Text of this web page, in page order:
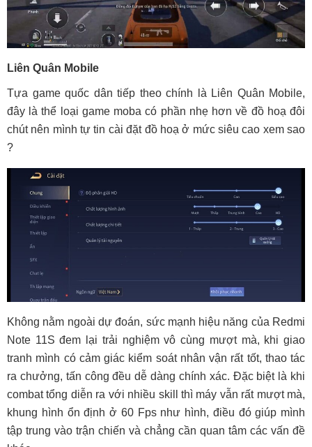
Liên Quân Mobile
Tựa game quốc dân tiếp theo chính là Liên Quân Mobile,
đây là thể loại game moba có phần nhẹ hơn về đồ hoạ đôi
chút nên mình tự tin cài đặt đồ hoạ ở mức siêu cao xem sao
?
Không nằm ngoài dự đoán, sức mạnh hiệu năng của Redmi
Note 11S đem lại trải nghiệm vô cùng mượt mà, khi giao
tranh mình có cảm giác kiểm soát nhân vận rất tốt, thao tác
ra chưởng, tấn công đều dễ dàng chính xác. Đặc biệt là khi
combat tổng diễn ra với nhiều skill thì máy vẫn rất mượt mà,
khung hình ổn định ở 60 Fps như hình, điều đó giúp mình
tập trung vào trận chiến và chẳng cần quan tâm các vấn đề